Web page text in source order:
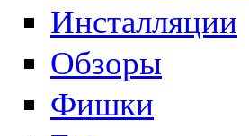
Инсталляции
Обзоры
Фишки